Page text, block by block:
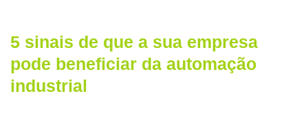
5 sinais de que a sua empresa
pode beneficiar da automação
industrial